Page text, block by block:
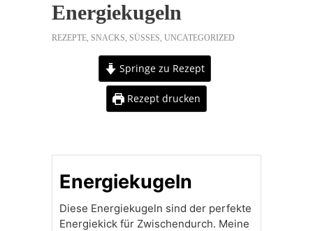
Energiekugeln
REZEPTE, SNACKS, SÜSSES , UNCATEGORIZED
Springe zu Rezept
Rezept drucken
Energiekugeln
Diese Energiekugeln sind der perfekte
Energiekick für Zwischendurch. Meine